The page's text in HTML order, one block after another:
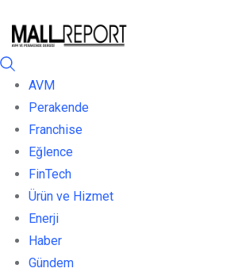
AVM
Perakende
Franchise
Eğlence
FinTech
Ürün ve Hizmet
Enerji
Haber
Gündem